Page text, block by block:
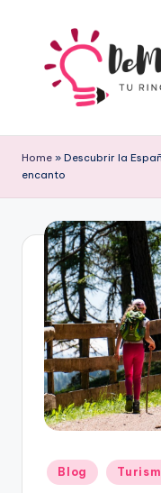
e
M
de
mucho
más
Home » Descubrir la
encanto
Posted
in
Blog